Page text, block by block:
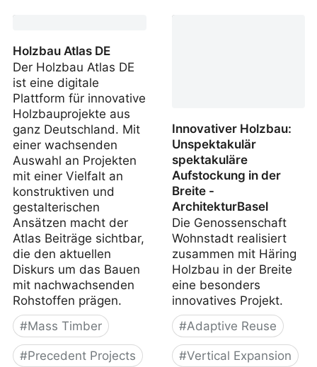
Holzbau Atlas DE
Der Holzbau Atlas DE
ist eine digitale
Plattform für innovative
Holzbauprojekte aus
ganz Deutschland. Mit
einer wachsenden
Auswahl an Projekten
mit einer Vielfalt an
konstruktiven und
gestalterischen
Ansätzen macht der
Atlas Beiträge sichtbar,
die den aktuellen
Diskurs um das Bauen
mit nachwachsenden
Rohstoffen prägen.
#Mass Timber
#Precedent Projects
Innovativer Holzbau:
Unspektakulär
spektakuläre
Aufstockung in der
Breite -
ArchitekturBasel
Die Genossenschaft
Wohnstadt realisiert
zusammen mit Häring
Holzbau in der Breite
eine besonders
innovatives Projekt.
#Adaptive Reuse
#Vertical Expansion